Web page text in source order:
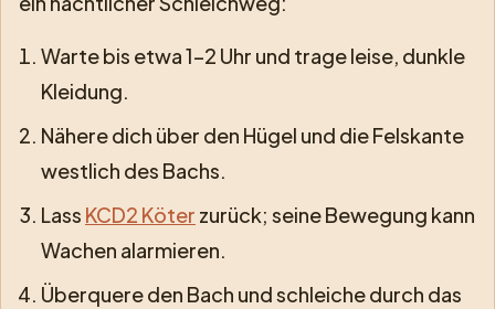
Warte bis etwa 1–2 Uhr und trage leise, dunkle
Kleidung.
Nähere dich über den Hügel und die Felskante
westlich des Bachs.
Lass KCD2 Köter zurück; seine Bewegung kann
Wachen alarmieren.
Überquere den Bach und schleiche durch das